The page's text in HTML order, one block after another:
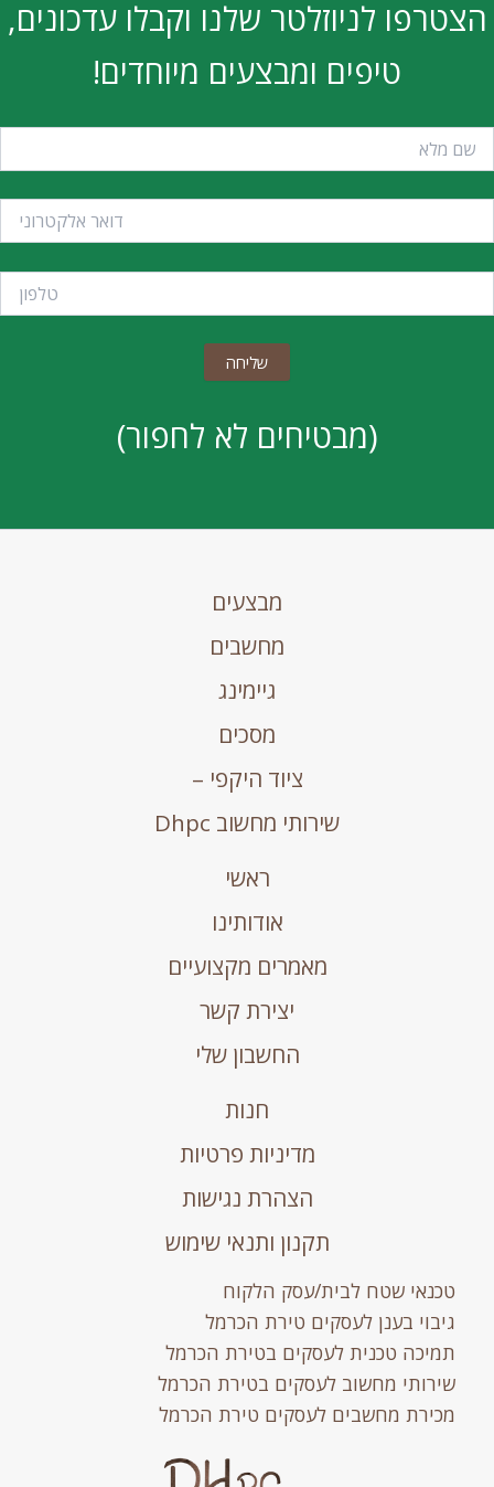
הצטרפו לניוזלטר שלנו וקבלו עדכונים,
טיפים ומבצעים מיוחדים!
(מבטיחים לא לחפור)
מבצעים
מחשבים
גיימינג
מסכים
ציוד היקפי –
שירותי מחשוב Dhpc
ראשי
אודותינו
מאמרים מקצועיים
יצירת קשר
החשבון שלי
חנות
מדיניות פרטיות
הצהרת נגישות
תקנון ותנאי שימוש
טכנאי שטח לבית/עסק הלקוח
גיבוי בענן לעסקים טירת הכרמל
תמיכה טכנית לעסקים בטירת הכרמל
שירותי מחשוב לעסקים בטירת הכרמל
מכירת מחשבים לעסקים טירת הכרמל